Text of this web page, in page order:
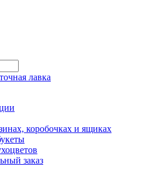
коробочках и ящиках
заказ